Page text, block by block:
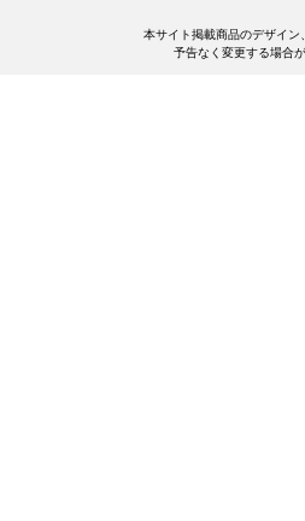
本サイト掲載商品のデザイン
予告なく変更する場合が